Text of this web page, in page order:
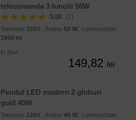
telecomanda 3 functii 50W
★★★★★ 5.00 (1)
Tensiune 220V , Putere 50 W , Luminozitate
3500 lm
In Stoc
149,82 lei
Pendul LED modern 2 globuri
gold 40W
Tensiune 220V , Putere 40 W , Luminozitate